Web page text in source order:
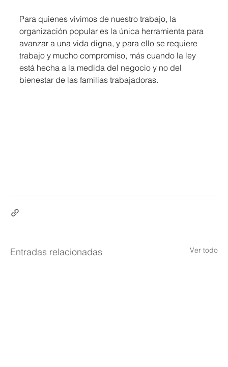
Para quienes vivimos de nuestro trabajo, la
organización popular es la única herramienta para
avanzar a una vida digna, y para ello se requiere
trabajo y mucho compromiso, más cuando la ley
está hecha a la medida del negocio y no del
bienestar de las familias trabajadoras.
Entradas relacionadas Ver todo